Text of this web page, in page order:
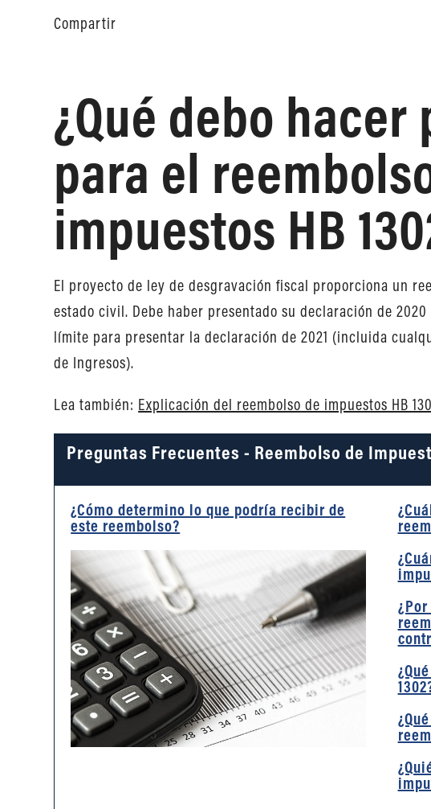
Compartir
¿Qué debo
para el
impuestos HB
El proyecto de ley de desgravación fiscal proporciona un
estado civil. Debe haber presentado su declaración de
límite para presentar la declaración de 2021 (incluida
de Ingresos).
Lea también: Explicación del reembolso de impuestos HB
Preguntas Frecuentes - Reembolso de
¿Cómo determino lo que podría recibir de
este reembolso?